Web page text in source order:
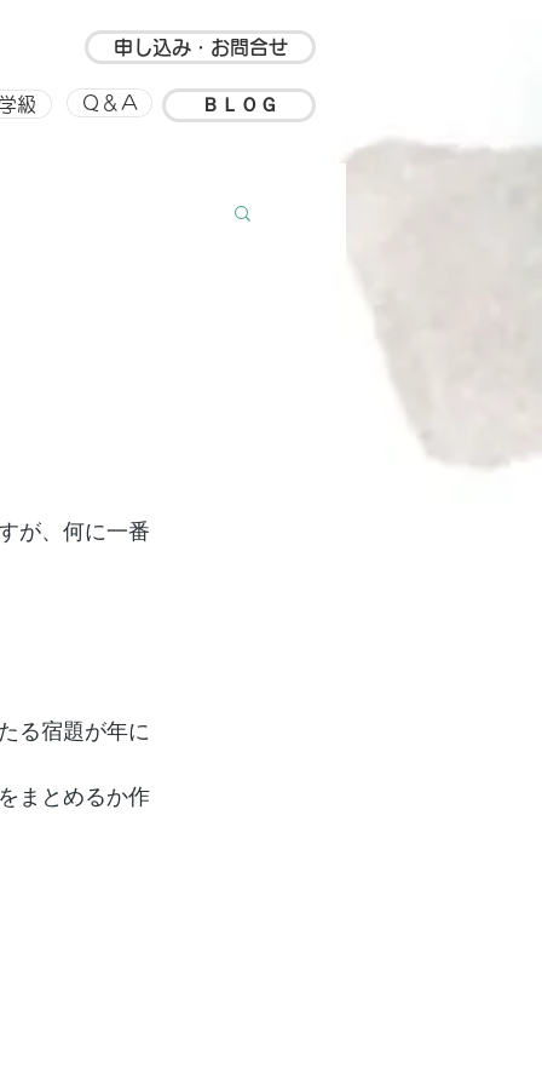
級
申し込み・お問合せ
Ｑ＆Ａ ＢＬＯＧ
が、何に一番
る宿題が年に
まとめるか作